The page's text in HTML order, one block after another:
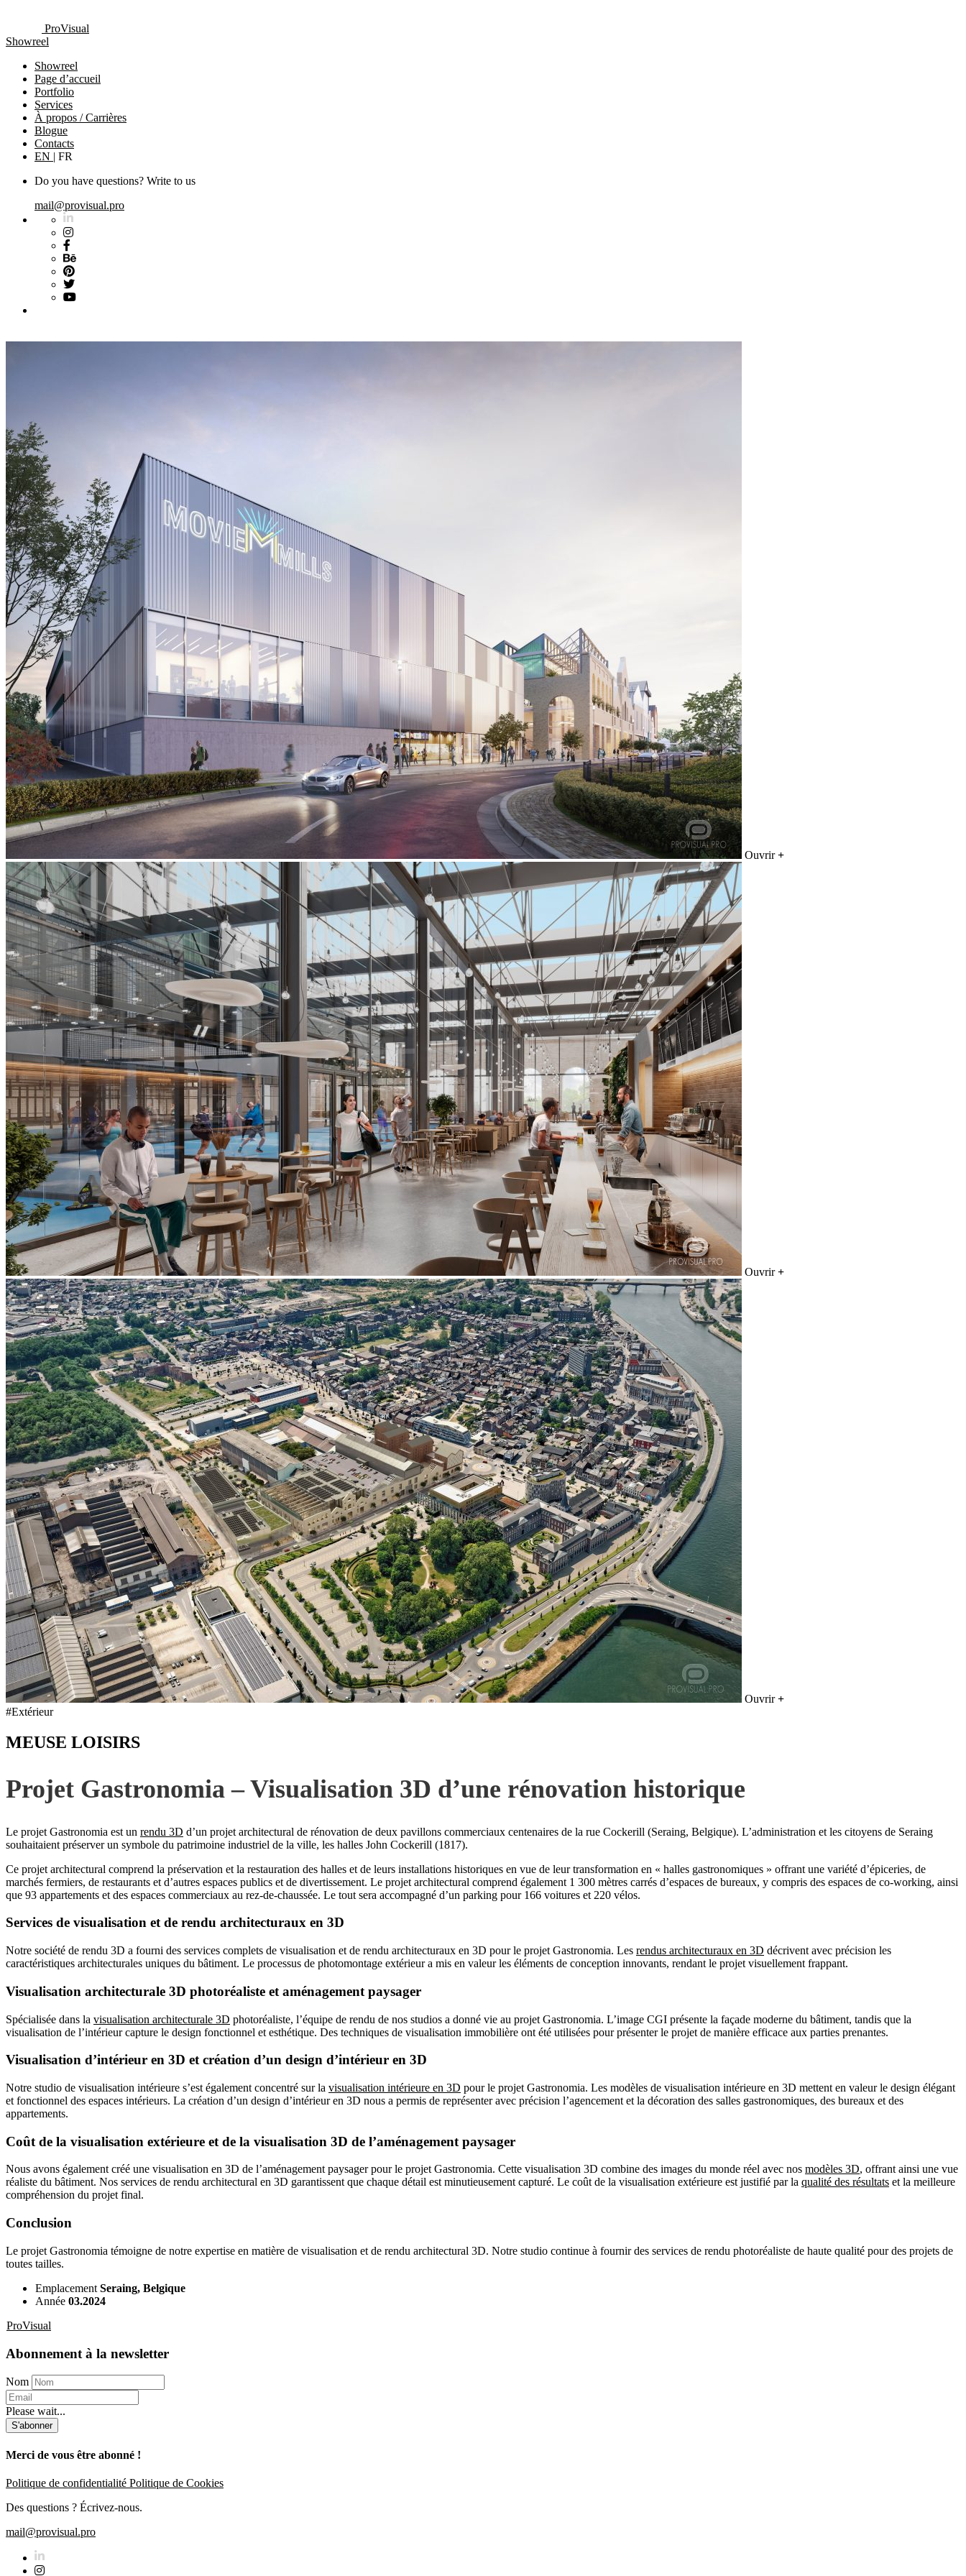
ProVisual
Showreel
Showreel
Page d’accueil
Portfolio
Services
À propos / Carrières
Blogue
Contacts
EN | FR
Do you have questions? Write to us
mail@provisual.pro
Ouvrir+
Ouvrir+
Ouvrir+
#Extérieur
MEUSE LOISIRS
Projet Gastronomia – Visualisation 3D d’une rénovation historique
Le projet Gastronomia est un rendu 3D d’un projet architectural de rénovation de deux pavillons commerciaux centenaires de la rue Cockerill (Seraing, Belgique). L’administration et les citoyens de Seraing
souhaitaient préserver un symbole du patrimoine industriel de la ville, les halles John Cockerill (1817).
Ce projet architectural comprend la préservation et la restauration des halles et de leurs installations historiques en vue de leur transformation en « halles gastronomiques » offrant une variété d’épiceries, de
marchés fermiers, de restaurants et d’autres espaces publics et de divertissement. Le projet architectural comprend également 1 300 mètres carrés d’espaces de bureaux, y compris des espaces de co-working, ainsi
que 93 appartements et des espaces commerciaux au rez-de-chaussée. Le tout sera accompagné d’un parking pour 166 voitures et 220 vélos.
Services de visualisation et de rendu architecturaux en 3D
Notre société de rendu 3D a fourni des services complets de visualisation et de rendu architecturaux en 3D pour le projet Gastronomia. Les rendus architecturaux en 3D décrivent avec précision les
caractéristiques architecturales uniques du bâtiment. Le processus de photomontage extérieur a mis en valeur les éléments de conception innovants, rendant le projet visuellement frappant.
Visualisation architecturale 3D photoréaliste et aménagement paysager
Spécialisée dans la visualisation architecturale 3D photoréaliste, l’équipe de rendu de nos studios a donné vie au projet Gastronomia. L’image CGI présente la façade moderne du bâtiment, tandis que la
visualisation de l’intérieur capture le design fonctionnel et esthétique. Des techniques de visualisation immobilière ont été utilisées pour présenter le projet de manière efficace aux parties prenantes.
Visualisation d’intérieur en 3D et création d’un design d’intérieur en 3D
Notre studio de visualisation intérieure s’est également concentré sur la visualisation intérieure en 3D pour le projet Gastronomia. Les modèles de visualisation intérieure en 3D mettent en valeur le design élégant
et fonctionnel des espaces intérieurs. La création d’un design d’intérieur en 3D nous a permis de représenter avec précision l’agencement et la décoration des salles gastronomiques, des bureaux et des
appartements.
Coût de la visualisation extérieure et de la visualisation 3D de l’aménagement paysager
Nous avons également créé une visualisation en 3D de l’aménagement paysager pour le projet Gastronomia. Cette visualisation 3D combine des images du monde réel avec nos modèles 3D, offrant ainsi une vue
réaliste du bâtiment. Nos services de rendu architectural en 3D garantissent que chaque détail est minutieusement capturé. Le coût de la visualisation extérieure est justifié par la qualité des résultats et la meilleure
compréhension du projet final.
Conclusion
Le projet Gastronomia témoigne de notre expertise en matière de visualisation et de rendu architectural 3D. Notre studio continue à fournir des services de rendu photoréaliste de haute qualité pour des projets de
toutes tailles.
Emplacement Seraing, Belgique
Année 03.2024
ProVisual
Abonnement à la newsletter
Nom
Please wait...
S'abonner
Merci de vous être abonné !
Politique de confidentialité Politique de Cookies
Des questions ? Écrivez-nous.
mail@provisual.pro